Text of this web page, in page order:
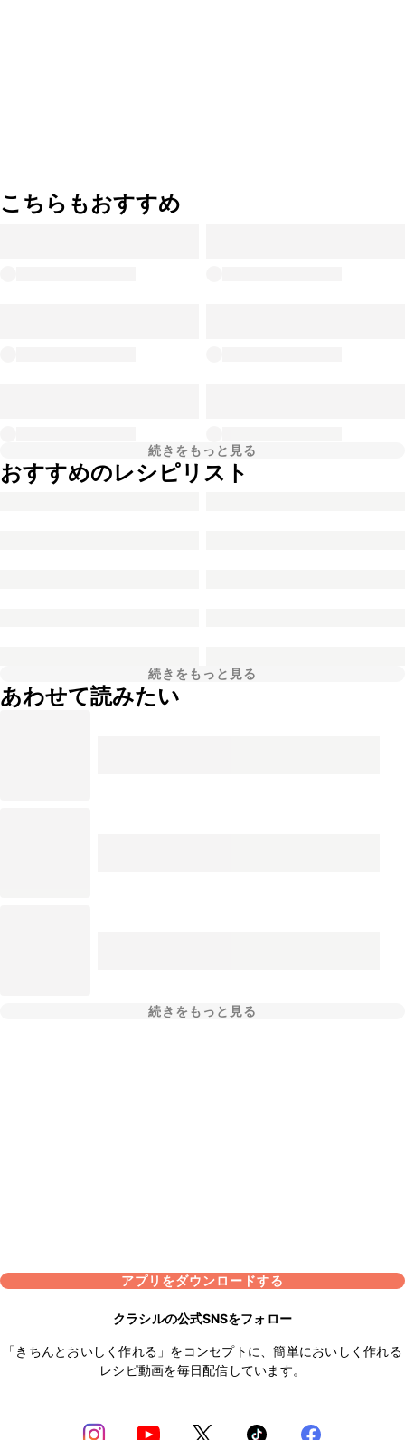
こちらもおすすめ
続きをもっと見る
おすすめのレシピリスト
続きをもっと見る
あわせて読みたい
続きをもっと見る
アプリをダウンロードする
クラシルの公式SNSをフォロー
「きちんとおいしく作れる」をコンセプトに、簡単においしく作れる
レシピ動画を毎日配信しています。